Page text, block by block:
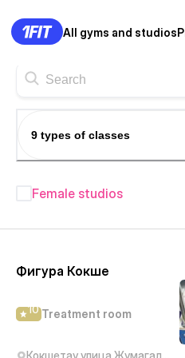
All gyms and studios
9 types of classes
Female studios
Fitness studios in
Фигура Кокше
10 Treatment room